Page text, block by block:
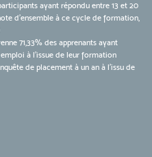
ayant répondu entre 13 et 20
d’ensemble à ce cycle de formation,
71,33% des apprenants ayant
à l'issue de leur formation
de placement à un an à l'issu de